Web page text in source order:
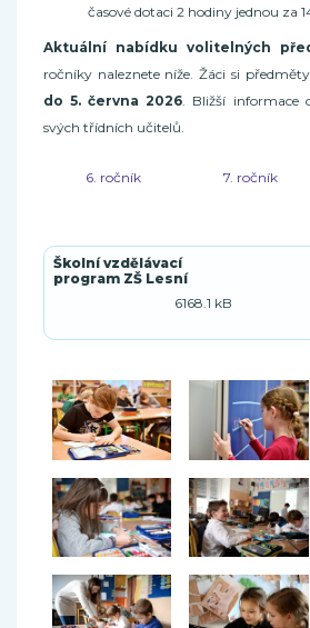
časové dotaci 2 hodiny jednou za
Aktuální nabídku volitelných
ročníky naleznete níže. Žáci si
do 5. června 2026. Bližší informace
svých třídních učitelů.
6. ročník 7. ročník
Školní vzdělávací
program ZŠ Lesní
6168.1 kB